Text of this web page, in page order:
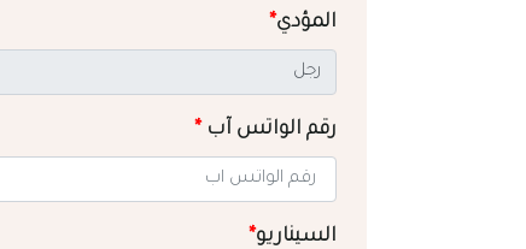
المؤدي*
رقم الواتس آب*
السيناريو*